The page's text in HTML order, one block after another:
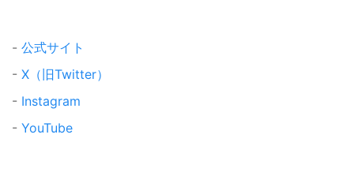
- 公式サイト
- X（旧Twitter）
- Instagram
- YouTube